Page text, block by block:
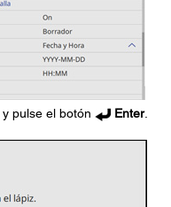
y pulse el botón Enter.